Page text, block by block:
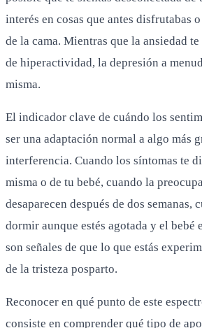
interés en cosas que antes disfrutabas
de la cama. Mientras que la ansiedad
de hiperactividad, la depresión a
misma.
El indicador clave de cuándo los
ser una adaptación normal a algo más
interferencia. Cuando los síntomas te
misma o de tu bebé, cuando la
desaparecen después de dos semanas,
dormir aunque estés agotada y el bebé
son señales de que lo que estás
de la tristeza posparto.
Reconocer en qué punto de este
consiste en comprender qué tipo de